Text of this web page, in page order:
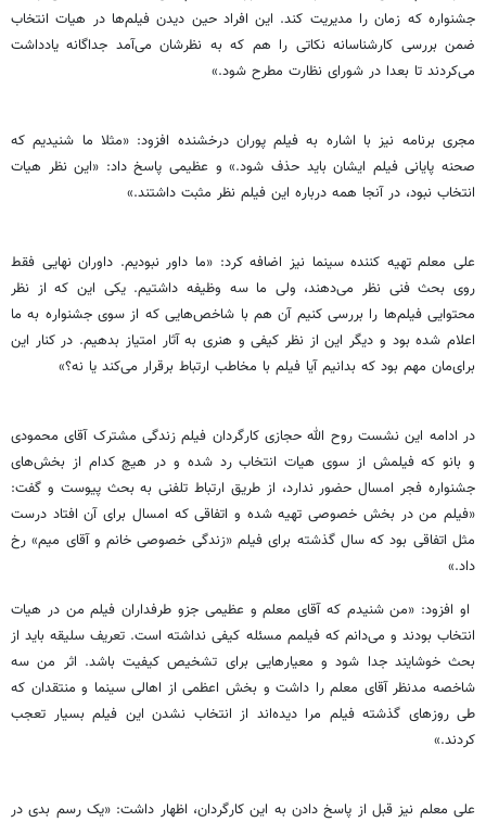
جشنواره که زمان را مدیریت کند. این افراد حین دیدن فیلم‌ها در هیات انتخاب
ضمن بررسی کار‌شناسانه نکاتی را هم که به نظرشان می‌آمد جداگانه یادداشت
می‌کردند تا بعدا در شورای نظارت مطرح شود.»
مجری برنامه نیز با اشاره به فیلم پوران درخشنده افزود: «مثلا ما شنیدیم که
صحنه پایانی فیلم ایشان باید حذف شود.» و عظیمی پاسخ داد: «این نظر هیات
انتخاب نبود، در آنجا همه درباره این فیلم نظر مثبت داشتند.»
علی معلم تهیه کننده سینما نیز اضافه کرد: «ما داور نبودیم. داوران نهایی فقط
روی بحث فنی نظر می‌دهند، ولی ما سه وظیفه داشتیم. یکی این که از نظر
محتوایی فیلم‌ها را بررسی کنیم آن هم با شاخص‌هایی که از سوی جشنواره به ما
اعلام شده بود و دیگر این از نظر کیفی و هنری به آثار امتیاز بدهیم. در کنار این
برای‌مان مهم بود که بدانیم آیا فیلم با مخاطب ارتباط برقرار می‌کند یا نه؟»
در ادامه این نشست روح الله حجازی کارگردان فیلم زندگی مشترک آقای محمودی
و بانو که فیلمش از سوی هیات انتخاب رد شده و در هیچ کدام از بخش‌های
جشنواره فجر امسال حضور ندارد، از طریق ارتباط تلفنی به بحث پیوست و گفت:
«فیلم من در بخش خصوصی تهیه شده و اتفاقی که امسال برای آن افتاد درست
مثل اتفاقی بود که سال گذشته برای فیلم «زندگی خصوصی خانم و آقای میم» رخ
داد.»
او افزود: «من شنیدم که آقای معلم و عظیمی جزو طرفداران فیلم من در هیات
انتخاب بودند و می‌دانم که فیلمم مسئله کیفی نداشته است. تعریف سلیقه باید از
بحث خوشایند جدا شود و معیارهایی برای تشخیص کیفیت باشد. اثر من سه
شاخصه مدنظر آقای معلم را داشت و بخش اعظمی از اهالی سینما و منتقدان که
طی روزهای گذشته فیلم مرا دیده‌اند از انتخاب نشدن این فیلم بسیار تعجب
کردند.»
علی معلم نیز قبل از پاسخ دادن به این کارگردان، اظهار داشت: «یک رسم بدی در